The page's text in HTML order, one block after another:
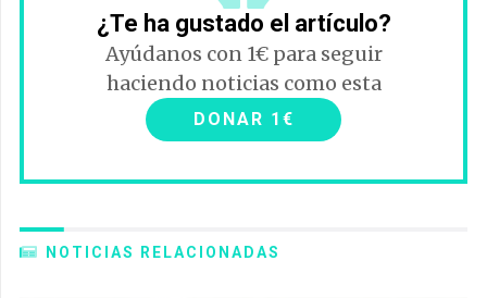
¿Te ha gustado el artículo?
Ayúdanos con 1€ para seguir
haciendo noticias como esta
DONAR 1€
NOTICIAS RELACIONADAS